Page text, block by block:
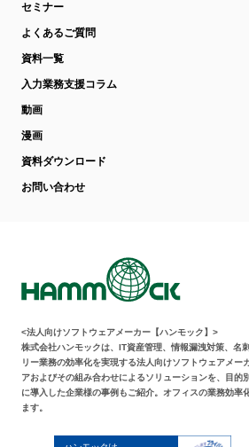
セミナー
よくあるご質問
資料一覧
入力業務支援コラム
動画
漫画
資料ダウンロード
お問い合わせ
<法人向けソフトウェアメーカー【ハンモック】>
株式会社ハンモックは、IT資産管理、情報漏洩対策、名
リー業務の効率化を実現する法人向けソフトウェアメー
アおよびその組み合わせによるソリューションを、目的
に導入した企業様の事例もご紹介。オフィスの業務効率
ます。